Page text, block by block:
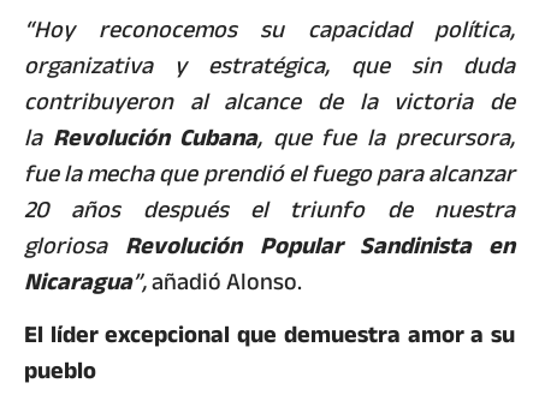
“Hoy reconocemos su capacidad política,
organizativa y estratégica, que sin duda
contribuyeron al alcance de la victoria de
la Revolución Cubana, que fue la precursora,
fue la mecha que prendió el fuego para alcanzar
20 años después el triunfo de nuestra
gloriosa Revolución Popular Sandinista en
Nicaragua”,añadió Alonso.
El líder excepcional que demuestra amor a su
pueblo